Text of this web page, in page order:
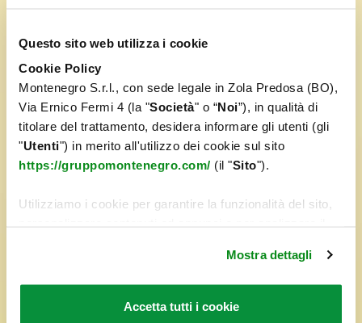
Questo sito web utilizza i cookie
Cookie Policy
Montenegro S.r.l., con sede legale in Zola Predosa (BO),
Via Ernico Fermi 4 (la "Società" o “Noi”), in qualità di
titolare del trattamento, desidera informare gli utenti (gli
"Utenti") in merito all'utilizzo dei cookie sul sito
https://gruppomontenegro.com/ (il "Sito").
Utilizziamo i cookie per garantire la funzionalità del sito,
modo in cui utilizza il nostro sito con i nostri partner che
si occupano di analisi dei dati web, pubblicità, i quali
potrebbero combinarle con altre informazioni che ha
Mostra dettagli
Accetta tutti i cookie